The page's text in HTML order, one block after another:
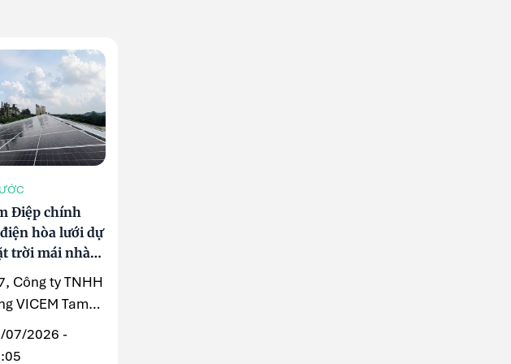
Điệp chính
hòa lưới dự
trời mái nhà
MWp
Công ty TNHH
VICEM Tam
Lễ đóng điện
07/2026 -